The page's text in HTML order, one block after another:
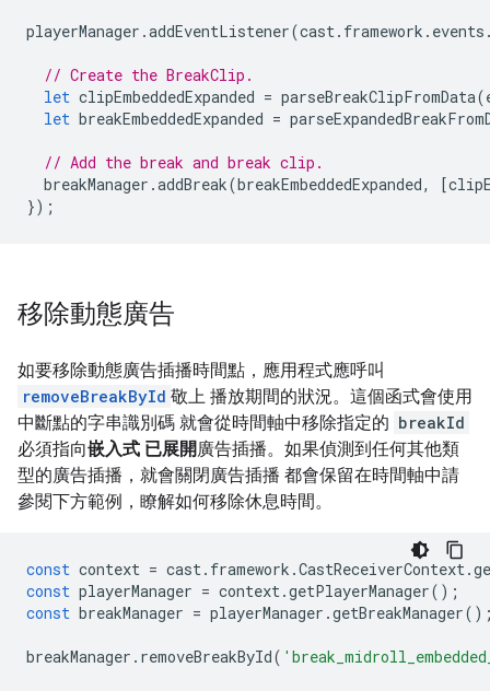
playerManager .addEventListener(cast. framework . events
// Create the BreakClip.
let clipEmbeddedExpanded = parseBreakClipFromData(
let breakEmbeddedExpanded =
// Add the break and break clip.
breakManager .addBreak(breakEmbeddedExpanded, [
});
移除動態廣告
如要移除動態廣告插播時間點，應用程式應呼叫
removeBreakById 敬上 播放期間的狀況。這個函式會使用
中斷點的字串識別碼 就會從時間軸中移除指定的 breakId
必須指向嵌入式 已展開 廣告插播。如果偵測到任何其他類
型的廣告插播，就會關閉廣告插播 都會保留在時間軸中請
參閱下方範例，瞭解如何移除休息時間。
const context = cast. framework .CastReceiverContext.
const playerManager = context.getPlayerManager();
const breakManager = playerManager .getBreakManager
breakManager . removeBreakById(